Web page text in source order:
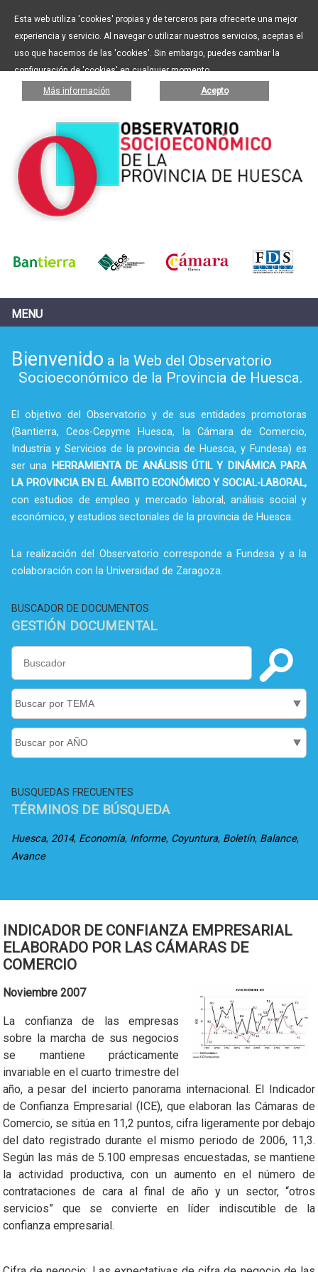
Esta web utiliza 'cookies' propias y de terceros para ofrecerte una mejor
experiencia y servicio. Al navegar o utilizar nuestros servicios, aceptas el
uso que hacemos de las 'cookies'. Sin embargo, puedes cambiar la
configuración de 'cookies' en cualquier momento.
Más información Acepto
MENU
Bienvenido a la Web del Observatorio
Socioeconómico de la Provincia de Huesca.
El objetivo del Observatorio y de sus entidades promotoras
(Bantierra, Ceos-Cepyme Huesca, la Cámara de Comercio,
Industria y Servicios de la provincia de Huesca, y Fundesa) es
ser una HERRAMIENTA DE ANÁLISIS ÚTIL Y DINÁMICA PARA
LA PROVINCIA EN EL ÁMBITO ECONÓMICO Y SOCIAL-LABORAL,
con estudios de empleo y mercado laboral, análisis social y
económico, y estudios sectoriales de la provincia de Huesca.
La realización del Observatorio corresponde a Fundesa y a la
colaboración con la Universidad de Zaragoza.
BUSCADOR DE DOCUMENTOS
GESTIÓN DOCUMENTAL
BUSQUEDAS FRECUENTES
TÉRMINOS DE BÚSQUEDA
Huesca, 2014, Economía, Informe, Coyuntura, Boletín, Balance,
Avance
INDICADOR DE CONFIANZA EMPRESARIAL
ELABORADO POR LAS CÁMARAS DE
COMERCIO
Noviembre 2007
La confianza de las empresas
sobre la marcha de sus negocios
se mantiene prácticamente
invariable en el cuarto trimestre del
año, a pesar del incierto panorama internacional. El Indicador
de Confianza Empresarial (ICE), que elaboran las Cámaras de
Comercio, se sitúa en 11,2 puntos, cifra ligeramente por debajo
del dato registrado durante el mismo periodo de 2006, 11,3.
Según las más de 5.100 empresas encuestadas, se mantiene
la actividad productiva, con un aumento en el número de
contrataciones de cara al final de año y un sector, “otros
servicios” que se convierte en líder indiscutible de la
confianza empresarial.